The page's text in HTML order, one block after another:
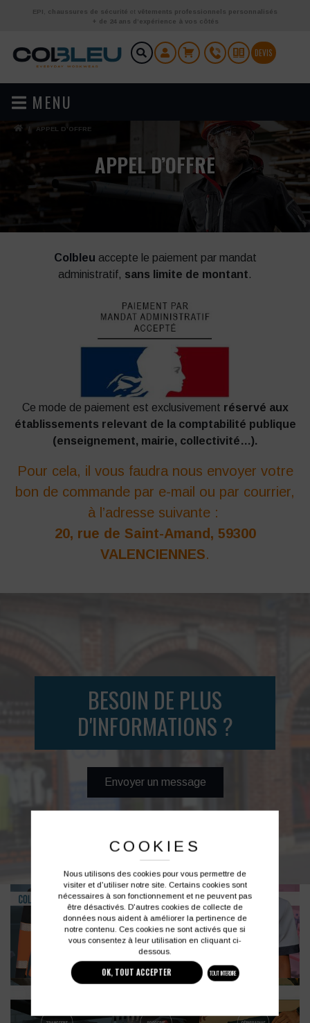
Aller au contenu
EPI chaussures de sécurité et vêtements professionnels personnalisés
+ de 24 ans d’expérience à vos côtés
DEVIS
MENU
APPEL D’OFFRE
APPEL D’OFFRE
Colbleu accepte le paiement par mandat
administratif, sans limite de montant.
Ce mode de paiement est exclusivement réservé aux
établissements relevant de la comptabilité publique
(enseignement, mairie, collectivité…).
Pour cela, il vous faudra nous envoyer votre
bon de commande par e-mail ou par courrier,
à l’adresse suivante :
20, rue de Saint-Amand, 59300
VALENCIENNES.
BESOIN DE PLUS
D'INFORMATIONS ?
Envoyer un message
COOKIES
Nous utilisons des cookies pour vous permettre de
visiter et d'utiliser notre site. Certains cookies sont
nécessaires à son fonctionnement et ne peuvent pas
être désactivés. D'autres cookies de collecte de
données nous aident à améliorer la pertinence de
notre contenu. Ces cookies ne sont activés que si
vous consentez à leur utilisation en cliquant ci-
dessous.
OK, TOUT ACCEPTER TOUT INTERDIRE